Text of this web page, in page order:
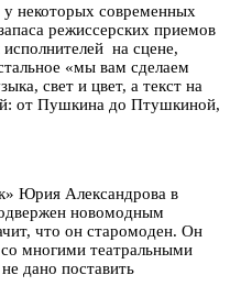
у некоторых современных
режиссерских приемов
исполнителей на сцене,
«мы вам сделаем
свет и цвет, а текст на
от Пушкина до Птушкиной,
Юрия Александрова в
новомодным
что он старомоден. Он
многими театральными
дано поставить